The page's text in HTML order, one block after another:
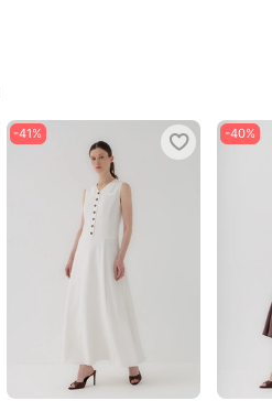
-41% -40%